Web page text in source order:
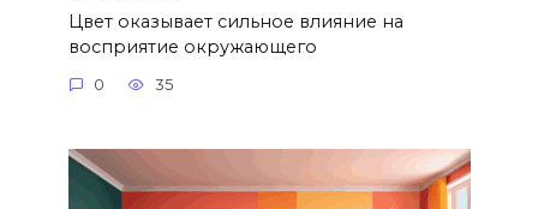
Цвет оказывает сильное влияние на
восприятие окружающего
0 35